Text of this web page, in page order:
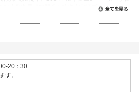
超小型衛星研究開発と軌道上実証プロジェクト
、2018年以降の宇宙空間実証実験を目指す。
20：30
す。